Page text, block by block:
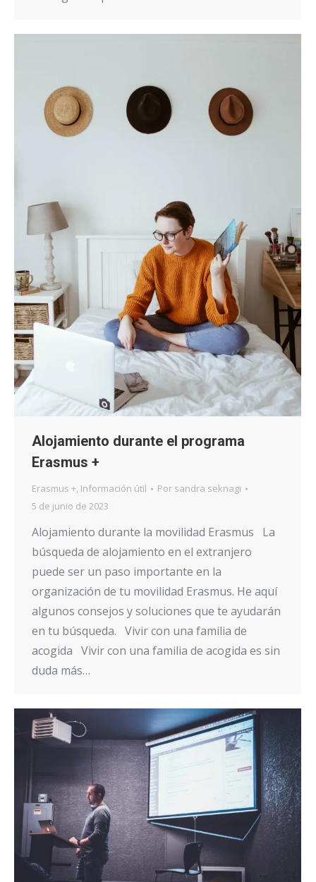
Alojamiento durante el programa
Erasmus +
Erasmus +, Información útil Por sandra seknagi
5 de junio de 2023
Alojamiento durante la movilidad Erasmus La
búsqueda de alojamiento en el extranjero
puede ser un paso importante en la
organización de tu movilidad Erasmus. He aquí
algunos consejos y soluciones que te ayudarán
en tu búsqueda. Vivir con una familia de
acogida Vivir con una familia de acogida es sin
duda más…